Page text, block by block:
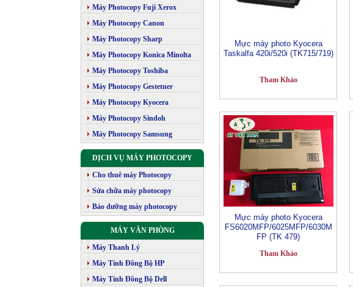
Máy Photocopy Fuji Xerox
Máy Photocopy Canon
Máy Photocopy Sharp
Máy Photocopy Konica Minolta
Máy Photocopy Toshiba
Máy Photocopy Gestetner
Máy Photocopy Kyocera
Máy Photocopy Sindoh
Máy Photocopy Samsung
DỊCH VỤ MÁY PHOTOCOPY
Cho thuê máy Photocopy
Sửa chữa máy photocopy
Bảo dưỡng máy photocopy
MÁY VĂN PHÒNG
Máy Thanh Lý
Máy Tính Đồng Bộ HP
Máy Tính Đồng Bộ Dell
Mực máy photo Kyocera
Taskalfa 420i/520i (TK715/719)
Tham Khảo
Mực máy photo Kyocera
FS6020MFP/6025MFP/6030M
FP (TK 479)
Tham Khảo